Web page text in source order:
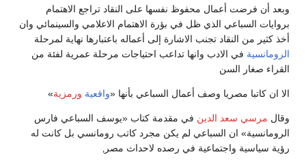
وبعد أن فرضت أعمال محفوظ نفسها على النقاد تراجع الاهتمام
بروايات السباعي الذي ظل في بؤرة الاهتمام الاعلامي والسينمائي وان
أخذ كثير من النقاد تجنب الاشارة إلى أعماله باعتبارها نهاية لمرحلة
الرومانسية في الادب وانها تداعب احتياجات مرحلة عمرية لفئة من
القراء صغار السن
الا ان كاتبا مصريا وصف أعمال السباعي بأنها «واقعية ورمزية»
وقال مرسي سعد الدين في مقدمة كتاب «يوسف السباعي فارس
الرومانسية» ان السباعي لم يكن مجرد كاتب رومانسي بل كانت له
رؤية سياسية واجتماعية في رصده لاحداث مصر‚